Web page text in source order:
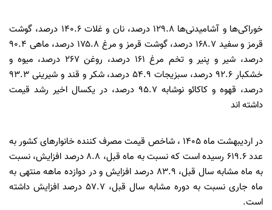
خوراکی‌ها و آشامیدنی‌ها ۱۲۹.۸ درصد، نان و غلات ۱۴۰.۶ درصد، گوشت
قرمز و سفید ۱۶۸.۷ درصد، گوشت قرمز و مرغ ۱۷۵.۸ درصد، ماهی ۹۰.۴
درصد، شیر و پنیر و تخم مرغ ۱۶۱ درصد، روغن ۲۶۷ درصد، میوه و
خشکبار ۹۲.۶ درصد، سبزیجات ۵۴.۹ درصد، شکر و قند و شیرینی ۹۳.۳
درصد، قهوه و کاکائو نوشابه ۹۵.۷ درصد، در یکسال اخیر رشد قیمت
داشته اند
در اردیبهشت ماه 1405 ، شاخص قیمت مصرف کننده خانوارهای کشور به
عدد 619.6 رسیده است که نسبت به ماه قبل، 8.8 درصد افزایش، نسبت
به ماه مشابه سال قبل، 83.9 درصد افزایش و در دوازده ماهه منتهی به
ماه جاری نسبت به دوره مشابه سال قبل، 57.7 درصد افزایش داشته
است.